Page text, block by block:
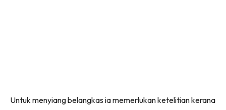
Untuk menyiang belangkas ia memerlukan ketelitian kerana